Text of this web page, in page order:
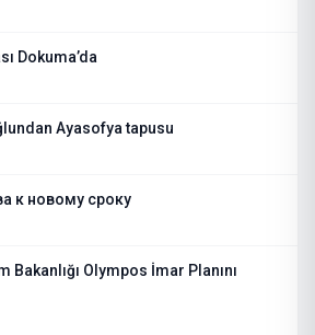
Dokuma’da
Ayasofya tapusu
к новому сроку
Bakanlığı Olympos İmar Planını